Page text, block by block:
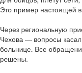
Это пример настоящей
Через региональную
Чехова — вопросы
больнице. Все
решены.